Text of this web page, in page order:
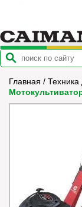
Главная / Техника